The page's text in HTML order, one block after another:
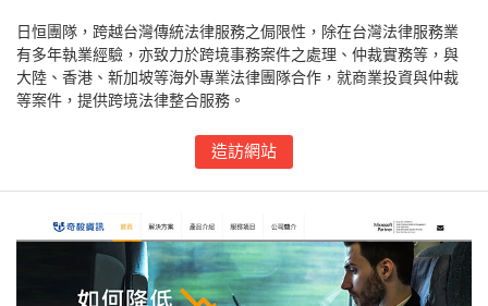
日恒團隊，跨越台灣傳統法律服務之侷限性，除在台灣法律服務業
有多年執業經驗，亦致力於跨境事務案件之處理、仲裁實務等，與
大陸、香港、新加坡等海外專業法律團隊合作，就商業投資與仲裁
等案件，提供跨境法律整合服務。
造訪網站